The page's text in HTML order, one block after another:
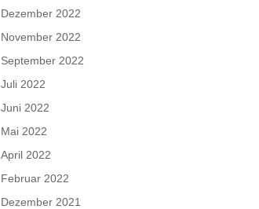
Dezember 2022
November 2022
September 2022
Juli 2022
Juni 2022
Mai 2022
April 2022
Februar 2022
Dezember 2021